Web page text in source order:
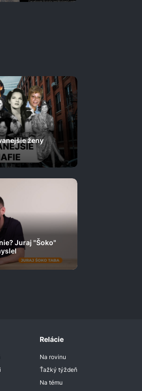
ženy
Juraj "Šoko"
Relácie
Na rovinu
Ťažký týždeň
Na tému